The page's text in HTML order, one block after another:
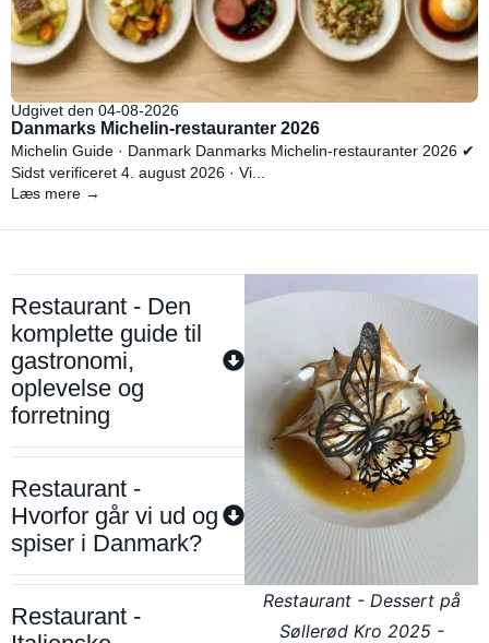
Udgivet den 04-08-2026
Danmarks Michelin-restauranter 2026
Michelin Guide · Danmark Danmarks Michelin-restauranter 2026 ✔
Sidst verificeret 4. august 2026 · Vi...
Læs mere →
Restaurant - Den
komplette guide til
gastronomi,
oplevelse og
forretning
Restaurant -
Hvorfor går vi ud og
spiser i Danmark?
Restaurant -
Restaurant - Dessert på
Søllerød Kro 2025 -